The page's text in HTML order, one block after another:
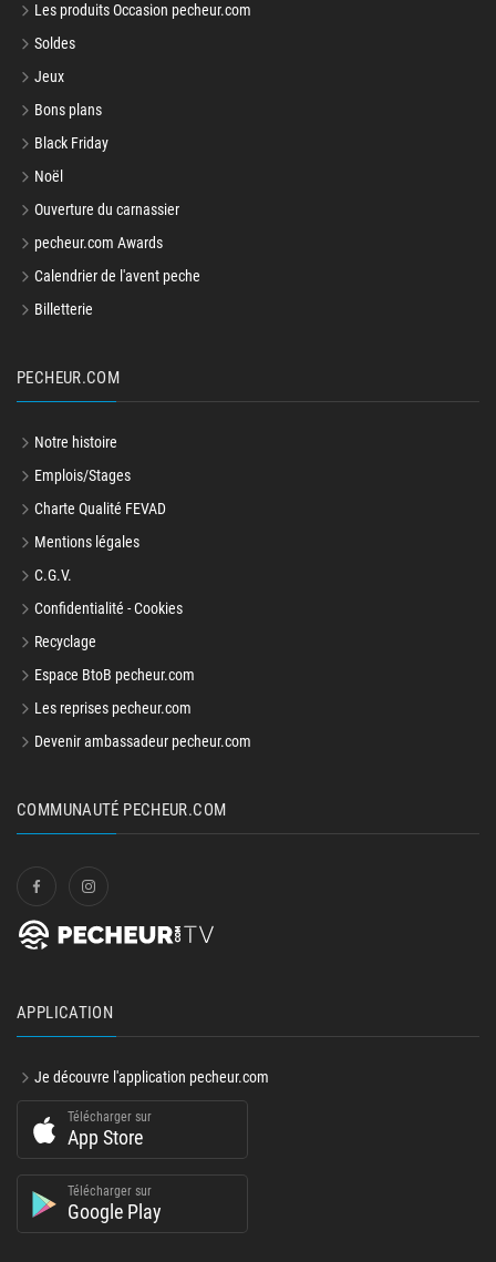
Les produits Occasion pecheur.com
Soldes
Jeux
Bons plans
Black Friday
Noël
Ouverture du carnassier
pecheur.com Awards
Calendrier de l'avent peche
Billetterie
PECHEUR.COM
Notre histoire
Emplois/Stages
Charte Qualité FEVAD
Mentions légales
C.G.V.
Confidentialité - Cookies
Recyclage
Espace BtoB pecheur.com
Les reprises pecheur.com
Devenir ambassadeur pecheur.com
COMMUNAUTÉ PECHEUR.COM
APPLICATION
Je découvre l'application pecheur.com
Télécharger sur
App Store
Télécharger sur
Google Play